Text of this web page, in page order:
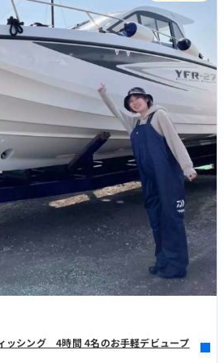
ッシング 4時間 4名のお手軽デビュープ